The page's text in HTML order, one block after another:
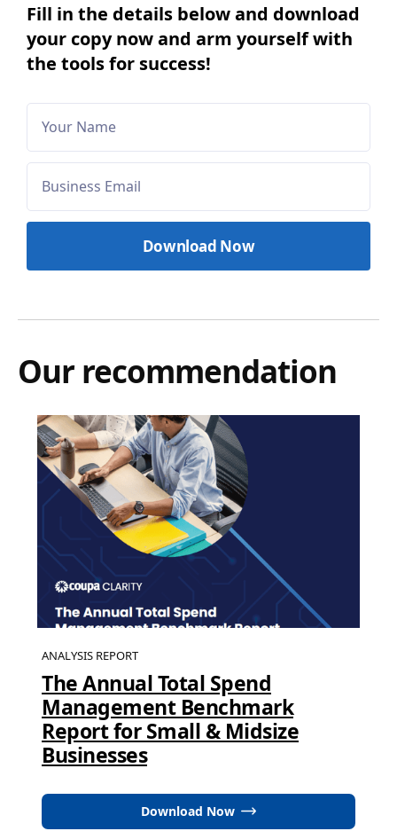
Fill in the details below and download
your copy now and arm yourself with
the tools for success!
Our recommendation
ANALYSIS REPORT
The Annual Total Spend
Management Benchmark
Report for Small & Midsize
Businesses
Download Now